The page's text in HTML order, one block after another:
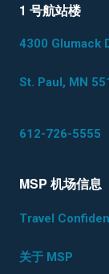
1 号航站楼
4300 Glumack
St. Paul, MN
612-726-5555
MSP 机场信息
Travel
关于 MSP